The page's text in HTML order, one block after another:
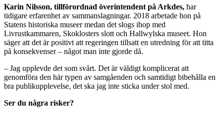
Karin Nilsson, tillförordnad överintendent på Arkdes, har
tidigare erfarenhet av sammanslagningar. 2018 arbetade hon på
Statens historiska museer medan det slogs ihop med
Livrustkammaren, Skoklosters slott och Hallwylska museet. Hon
säger att det är positivt att regeringen tillsatt en utredning för att titta
på konsekvenser – något man inte gjorde då.
– Jag upplevde det som svårt. Det är väldigt komplicerat att
genomföra den här typen av samgåenden och samtidigt bibehålla en
bra publikupplevelse, det ska jag inte sticka under stol med.
Ser du några risker?